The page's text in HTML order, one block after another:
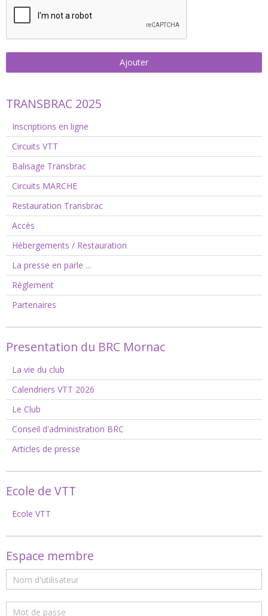
Ajouter
TRANSBRAC 2025
Inscriptions en ligne
Circuits VTT
Balisage Transbrac
Circuits MARCHE
Restauration Transbrac
Accès
Hébergements / Restauration
La presse en parle ...
Règlement
Partenaires
Presentation du BRC Mornac
La vie du club
Calendriers VTT 2026
Le Club
Conseil d'administration BRC
Articles de presse
Ecole de VTT
Ecole VTT
Espace membre